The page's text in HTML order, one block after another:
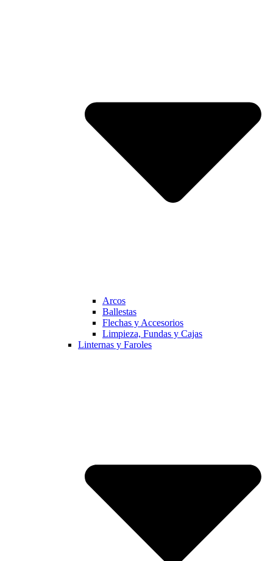
Arcos
Ballestas
Flechas y Accesorios
Limpieza, Fundas y Cajas
Linternas y Faroles